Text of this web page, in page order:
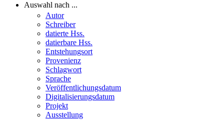
Auswahl nach ...
Autor
Schreiber
datierte Hss.
datierbare Hss.
Entstehungsort
Provenienz
Schlagwort
Sprache
Veröffentlichungsdatum
Digitalisierungsdatum
Projekt
Ausstellung